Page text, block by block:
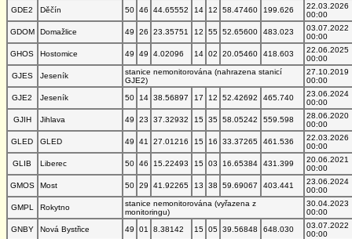
GDE2
Děčín 50 46 44.65552 14 12 58.47460 199.626
22.03.2026
00:00
GDOM
Domažlice 49 26 23.35751 12 55 52.65600 483.023
03.07.2022
00:00
GHOS
Hostomice 49 49 4.02096 14 02 20.05460 418.603
22.06.2025
00:00
GJES
Jeseník
stanice nemonitorována (nahrazena stanicí
GJE2)
27.10.2019
00:00
GJE2
Jeseník 50 14 38.56897 17 12 52.42692 465.740
23.06.2024
00:00
GJIH
Jihlava 49 23 37.32932 15 35 58.05242 559.598
28.06.2020
00:00
GLED
GLED 49 41 27.01216 15 16 33.37265 461.536
22.03.2026
00:00
GLIB
Liberec 50 46 15.22493 15 03 16.65384 431.399
20.06.2021
00:00
GMOS
Most 50 29 41.92265 13 38 59.69067 403.441
23.06.2024
00:00
GMPL
Rokytno
stanice nemonitorována (vyřazena z
monitoringu)
30.04.2023
00:00
GNBY
Nová Bystřice 49 01 8.38142 15 05 39.56848 648.030
03.07.2022
00:00